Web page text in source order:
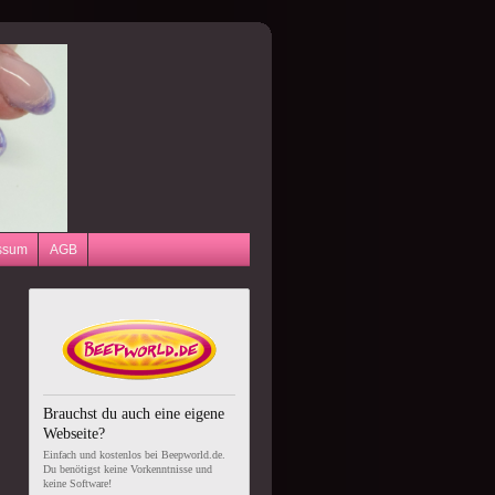
AGB
Brauchst du auch eine eigene
Webseite?
Einfach und kostenlos bei Beepworld.de.
Du benötigst keine Vorkenntnisse und
keine Software!